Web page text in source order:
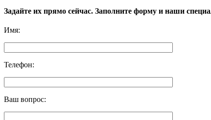
Задайте их прямо сейчас. Заполните форму и наши
Имя:
Телефон:
Ваш вопрос: